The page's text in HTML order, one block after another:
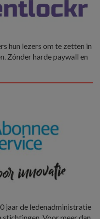
hun lezers om te zetten in
Zónder harde paywall en
jaar de ledenadministratie
Voor meer dan